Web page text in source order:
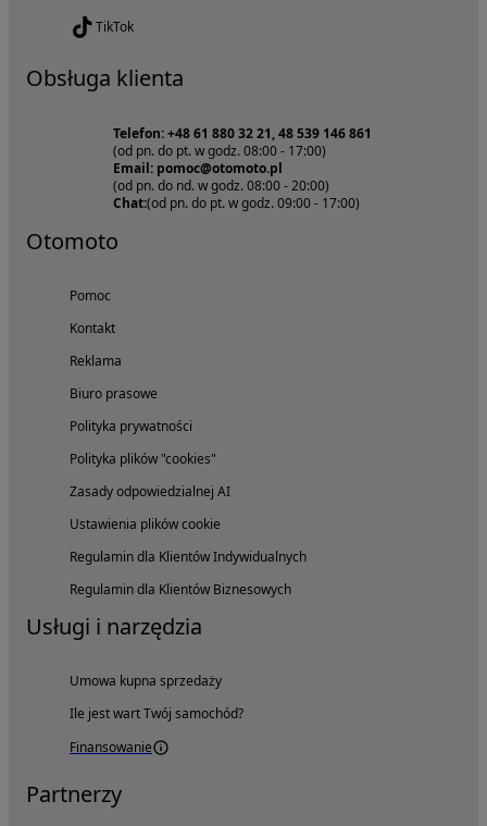
TikTok
Obsługa klienta
Telefon: +48 61 880 32 21, 48 539 146 861
(od pn. do pt. w godz. 08:00 - 17:00)
Email: pomoc@otomoto.pl
(od pn. do nd. w godz. 08:00 - 20:00)
Chat:(od pn. do pt. w godz. 09:00 - 17:00)
Otomoto
Pomoc
Kontakt
Reklama
Biuro prasowe
Polityka prywatności
Polityka plików "cookies"
Zasady odpowiedzialnej AI
Ustawienia plików cookie
Regulamin dla Klientów Indywidualnych
Regulamin dla Klientów Biznesowych
Usługi i narzędzia
Umowa kupna sprzedaży
Ile jest wart Twój samochód?
Finansowanie
Partnerzy